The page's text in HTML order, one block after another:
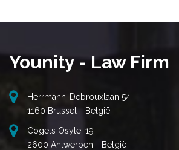
Younity - Law Firm
Herrmann-Debrouxlaan 54
1160 Brussel - België
Cogels Osylei 19
2600 Antwerpen - België